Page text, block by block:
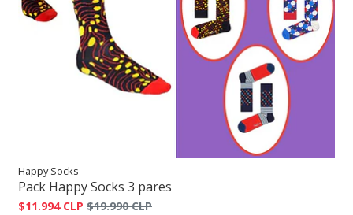
Happy Socks
Pack Happy Socks 3 pares
$11.994 CLP $19.990 CLP